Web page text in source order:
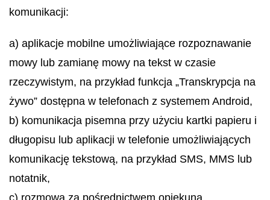
komunikacji:
a) aplikacje mobilne umożliwiające rozpoznawanie
mowy lub zamianę mowy na tekst w czasie
rzeczywistym, na przykład funkcja „Transkrypcja na
żywo” dostępna w telefonach z systemem Android,
b) komunikacja pisemna przy użyciu kartki papieru i
długopisu lub aplikacji w telefonie umożliwiających
komunikację tekstową, na przykład SMS, MMS lub
notatnik,